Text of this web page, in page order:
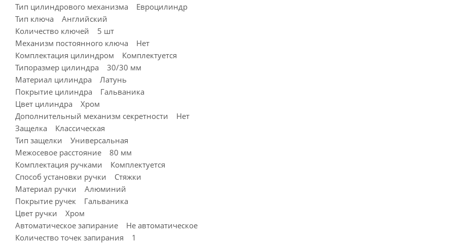
Тип цилиндрового механизма Евроцилиндр
Тип ключа Английский
Количество ключей 5 шт
Механизм постоянного ключа Нет
Комплектация цилиндром Комплектуется
Типоразмер цилиндра 30/30 мм
Материал цилиндра Латунь
Покрытие цилиндра Гальваника
Цвет цилиндра Хром
Дополнительный механизм секретности Нет
Защелка Классическая
Тип защелки Универсальная
Межосевое расстояние 80 мм
Комплектация ручками Комплектуется
Способ установки ручки Стяжки
Материал ручки Алюминий
Покрытие ручек Гальваника
Цвет ручки Хром
Автоматическое запирание Не автоматическое
Количество точек запирания 1